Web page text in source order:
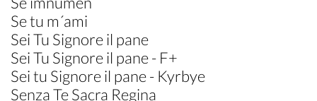
Se tu m´ami
Sei Tu Signore il pane
Sei Tu Signore il pane - F+
Sei tu Signore il pane - Kyrbye
Senza Te Sacra Regina